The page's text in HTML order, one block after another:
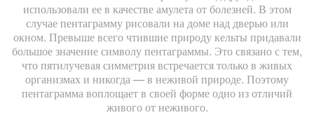
использовали ее в качестве амулета от болезней. В этом
случае пентаграмму рисовали на доме над дверью или
окном. Превыше всего чтившие природу кельты придавали
большое значение символу пентаграммы. Это связано с тем,
что пятилучевая симметрия встречается только в живых
организмах и никогда — в неживой природе. Поэтому
пентаграмма воплощает в своей форме одно из отличий
живого от неживого.